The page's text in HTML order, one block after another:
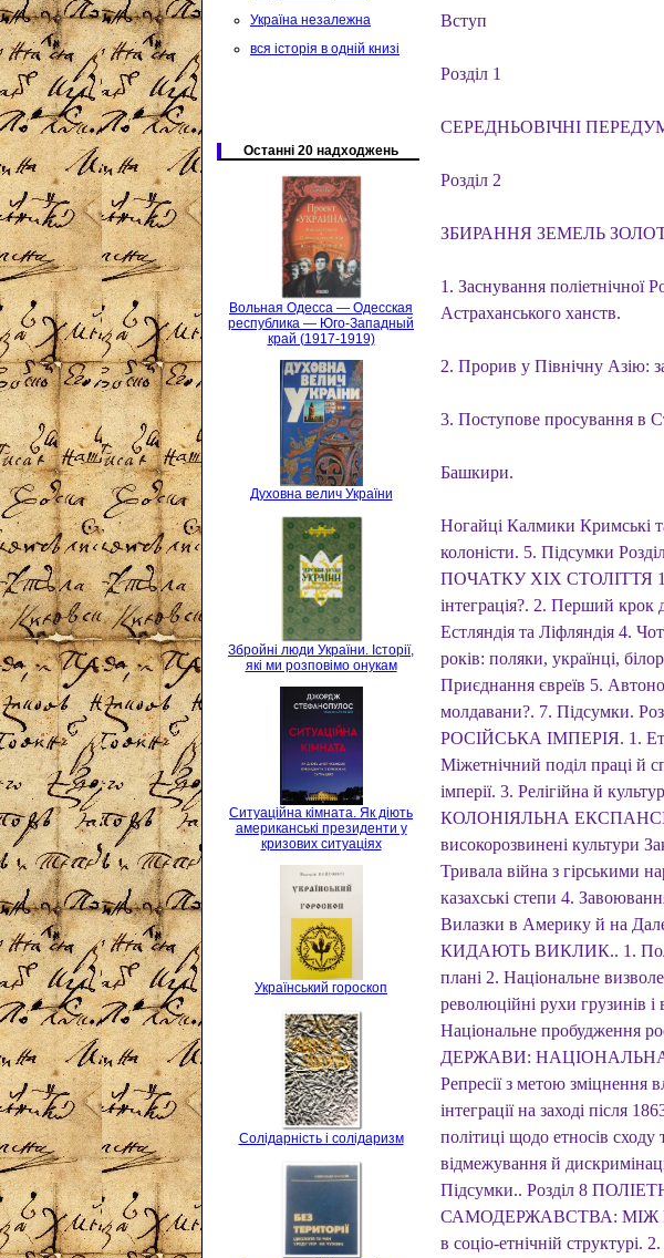
Україна незалежна
вся історія в одній книзі
Останні 20 надходжень
Вольная Одесса — Одесская
республика — Юго-Западный
край (1917-1919)
Духовна велич України
Збройні люди України. Історії,
які ми розповімо онукам
Ситуаційна кімната. Як діють
американські президенти у
кризових ситуаціях
Український гороскоп
Солідарність і солідаризм
Вступ
Розділ 1
СЕРЕДНЬОВІЧНІ
Розділ 2
ЗБИРАННЯ ЗЕМЕЛЬ
1. Заснування поліетнічної
Астраханського ханств.
2. Прорив у Північну Азію:
3. Поступове просування в
Башкири.
Ногайці Калмики Кримські
колоністи. 5. Підсумки
ПОЧАТКУ XIX СТОЛІТТЯ 1.
інтеграція?. 2. Перший
Естляндія та Ліфляндія 4.
років: поляки, українці,
Приєднання євреїв 5.
молдавани?. 7. Підсумки.
РОСІЙСЬКА ІМПЕРІЯ. 1.
Міжетнічний поділ праці й
імперії. 3. Релігійна й
КОЛОНІЯЛЬНА
високорозвинені культури
Тривала війна з гірськими
казахські степи 4.
Вилазки в Америку й на
КИДАЮТЬ ВИКЛИК.. 1.
плані 2. Національне
революційні рухи грузинів і
Національне пробудження
ДЕРЖАВИ: НАЦІОНАЛЬНА
Репресії з метою зміцнення
інтеграції на заході після
політиці щодо етносів сходу
відмежування й
Підсумки.. Розділ 8
САМОДЕРЖАВСТВА: МІЖ
в соціо-етнічній структурі.